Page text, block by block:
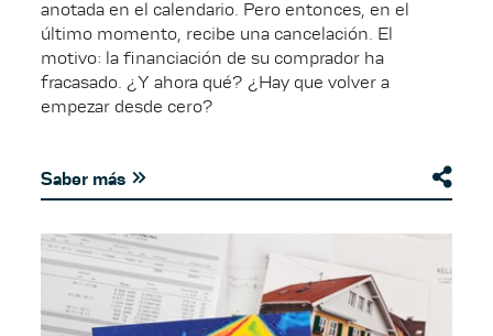
anotada en el calendario. Pero entonces, en el
último momento, recibe una cancelación. El
motivo: la financiación de su comprador ha
fracasado. ¿Y ahora qué? ¿Hay que volver a
empezar desde cero?
Saber más